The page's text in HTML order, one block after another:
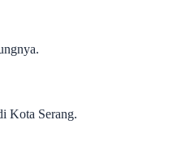
Kota Serang.